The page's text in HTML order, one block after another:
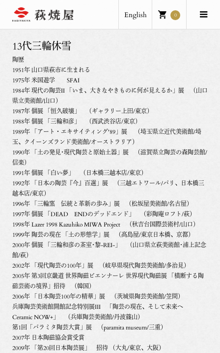
English 0
13代三輪休雪
陶歴
1951年 山口県萩市に生まれる
1975年 米国遊学 SFAI
1984年 現代の陶芸II 「いま、大きなやきものに何が見えるか」展 （山口
県立美術館/山口）
1987年 個展 「恒久破壊」 （ギャラリー上田/東京）
1988年 個展 「三輪和彦」 （西武渋谷店/東京）
1989年 「アート・エキサイティング'89」展 （埼玉県立近代美術館/埼
玉、クイーンズランド美術館/オーストラリア）
1990年 「土の発見･現代陶芸と原始土器」展 （滋賀県立陶芸の森陶芸館/
信楽）
1991年 個展 「白い夢」 （日本橋三越本店/東京）
1992年 「日本の陶芸『今』百選」展 （三越エトワール/パリ、日本橋三
越本店/東京）
1996年 「三輪窯 伝統と革新の歩み」展 （松坂屋美術館/名古屋）
1997年 個展 「DEAD ENDのデッドエンド」 （彩陶庵ロフト/萩）
1998年 Lazer 1998 Kazuhiko MIWA Project （秋吉台国際芸術村/山口）
1999年 陶芸の現在 「土の形態学」展 （髙島屋/東京日本橋、京都）
2000年 個展 「三輪和彦の茶室･黎-REI-」 （山口県立萩美術館･浦上記念
館/萩）
2002年 「現代陶芸の100年」展 （岐阜県現代陶芸美術館/多治見）
2005年 第3回京畿道 世界陶磁ビエンナーレ 世界現代陶磁展 「横断する陶
磁芸術の境界」招待 （韓国）
2006年 「日本陶芸100年の精華」展 （茨城県陶芸美術館/笠間）
兵庫陶芸美術館開館記念特別展III 「陶芸の現在、そして未来へ
Ceramic NOW+」 （兵庫陶芸美術館/丹波篠山）
第1回「パラミタ陶芸大賞」展 （paramita museum/三重）
2007年 日本陶磁協会賞受賞
2009年 「第20回日本陶芸展」 招待 （大丸/東京、大阪）